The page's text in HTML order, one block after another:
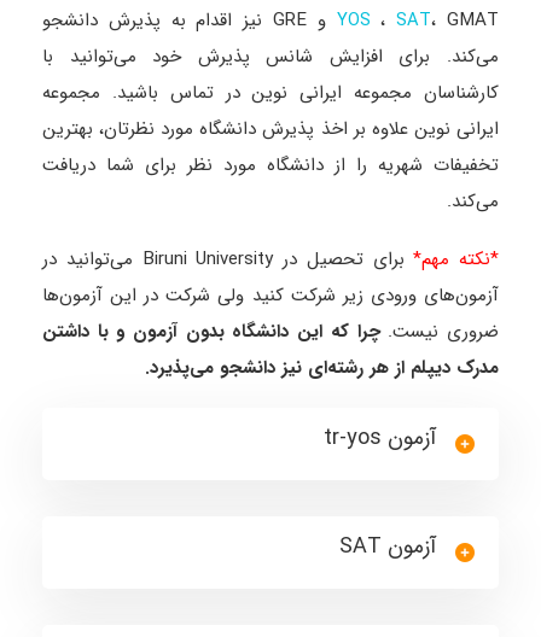
YOS ،SAT
، GMAT و GRE نیز اقدام به پذیرش دانشجو
می‌کند. برای افزایش شانس پذیرش خود می‌توانید با
کارشناسان مجموعه ایرانی نوین در تماس باشید. مجموعه
ایرانی نوین علاوه بر اخذ پذیرش دانشگاه مورد نظرتان، بهترین
تخفیفات شهریه را از دانشگاه مورد نظر برای شما دریافت
می‌کند.
*نکته مهم*برای تحصیل درBiruni University می‌توانید در
آزمون‌های ورودی زیر شرکت کنید ولی شرکت در این آزمون‌ها
ضروری نیست.چرا که این دانشگاه بدون آزمون و با داشتن
مدرک دیپلم از هر رشته‌ای نیز دانشجو می‌پذیرد.
آزمون tr-yos
آزمون SAT